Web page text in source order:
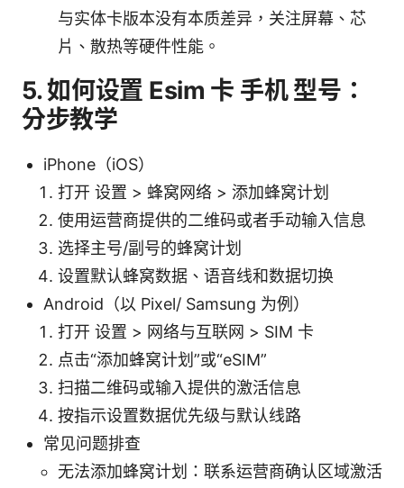
与实体卡版本没有本质差异，关注屏幕、芯
片、散热等硬件性能。
5. 如何设置 Esim 卡 手机 型号：
分步教学
iPhone（iOS）
打开 设置 > 蜂窝网络 > 添加蜂窝计划
使用运营商提供的二维码或者手动输入信息
选择主号/副号的蜂窝计划
设置默认蜂窝数据、语音线和数据切换
Android（以 Pixel/ Samsung 为例）
打开 设置 > 网络与互联网 > SIM 卡
点击“添加蜂窝计划”或“eSIM”
扫描二维码或输入提供的激活信息
按指示设置数据优先级与默认线路
常见问题排查
无法添加蜂窝计划：联系运营商确认区域激活